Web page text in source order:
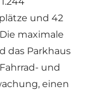
und 42
maximale
das Parkhaus
und
einen